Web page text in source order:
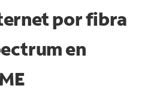
por fibra
en